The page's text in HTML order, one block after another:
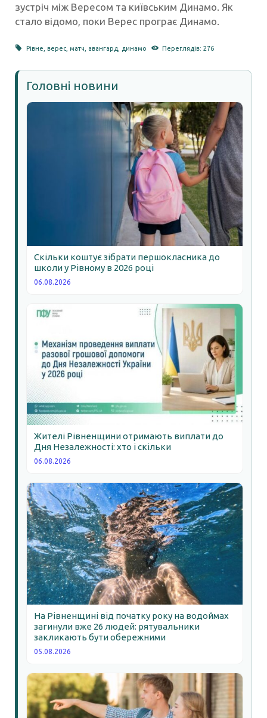
зустріч між Вересом та київським Динамо. Як
стало відомо, поки Верес програє Динамо.
Рівне ,верес ,матч авангард динамо Переглядів: 276
Головні новини
Скільки коштує зібрати першокласника до
школи у Рівному в 2026 році
06.08.2026
Жителі Рівненщини отримають виплати до
Дня Незалежності: хто і скільки
06.08.2026
На Рівненщині від початку року на водоймах
загинули вже 26 людей: рятувальники
закликають бути обережними
05.08.2026